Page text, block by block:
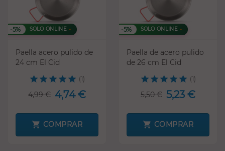
-5% SOLO ONLINE
Paella acero pulido de
24 cm El Cid
(1)
4,99 € 4,74 €
COMPRAR
-5% SOLO ONLINE
Paella de acero pulido
de 26 cm El Cid
(1)
5,50 € 5,23 €
COMPRAR